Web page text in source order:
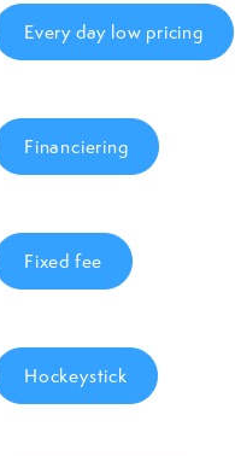
Every day low pricing
Financiering
Fixed fee
Hockeystick